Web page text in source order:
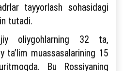
tayyorlash sohasidagi
tutadi.
oliygohlarning 32 ta,
taʼlim muassasalarining 15
Bu Rossiyaning